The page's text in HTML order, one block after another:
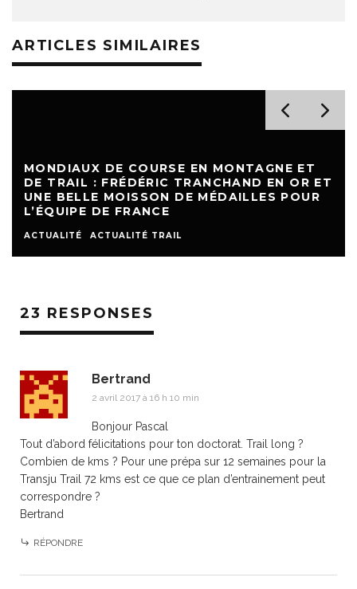
ARTICLES SIMILAIRES
MONDIAUX DE COURSE EN MONTAGNE ET
DE TRAIL : FRÉDÉRIC TRANCHAND EN OR ET
UNE BELLE MOISSON DE MÉDAILLES POUR
L’ÉQUIPE DE FRANCE
ACTUALITÉ ACTUALITÉ TRAIL
23 RESPONSES
Bertrand
2 avril 2017 à 16 h 10 min
Bonjour Pascal
Tout d’abord félicitations pour ton doctorat. Trail long ?
Combien de kms ? Pour une prépa sur 12 semaines pour la
Transju Trail 72 kms est ce que ce plan d’entrainement peut
correspondre ?
Bertrand
RÉPONDRE